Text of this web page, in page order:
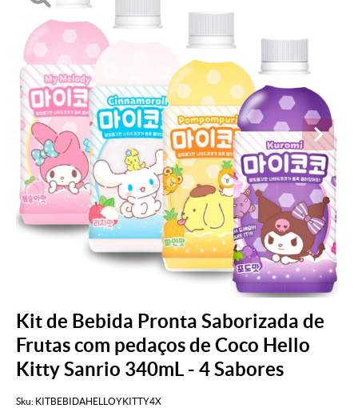
Kit de Bebida Pronta Saborizada de
Frutas com pedaços de Coco Hello
Kitty Sanrio 340mL - 4 Sabores
Sku: KITBEBIDAHELLOYKITTY4X